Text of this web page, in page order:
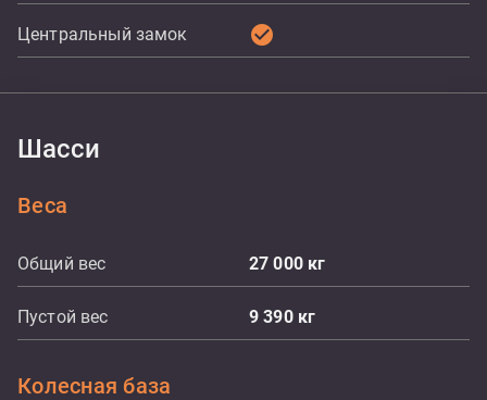
Центральный замок check_circle
Шасси
Веса
Общий вес 27 000 кг
Пустой вес 9 390 кг
Колесная база